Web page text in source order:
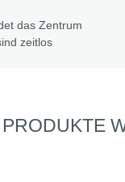
das Zentrum
zeitlos